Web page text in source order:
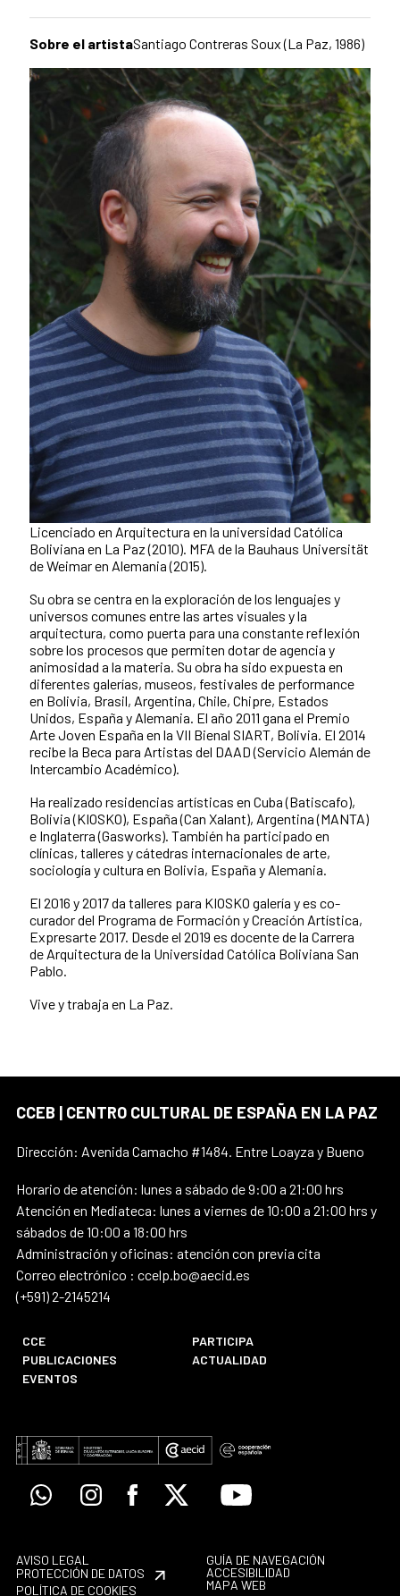
Sobre el artistaSantiago Contreras Soux (La Paz, 1986)
Licenciado en Arquitectura en la universidad Católica
Boliviana en La Paz (2010). MFA de la Bauhaus Universität
de Weimar en Alemania (2015).
Su obra se centra en la exploración de los lenguajes y
universos comunes entre las artes visuales y la
arquitectura, como puerta para una constante reflexión
sobre los procesos que permiten dotar de agencia y
animosidad a la materia. Su obra ha sido expuesta en
diferentes galerías, museos, festivales de performance
en Bolivia, Brasil, Argentina, Chile, Chipre, Estados
Unidos, España y Alemania. El año 2011 gana el Premio
Arte Joven España en la VII Bienal SIART, Bolivia. El 2014
recibe la Beca para Artistas del DAAD (Servicio Alemán de
Intercambio Académico).
Ha realizado residencias artísticas en Cuba (Batiscafo),
Bolivia (KIOSKO), España (Can Xalant), Argentina (MANTA)
e Inglaterra (Gasworks). También ha participado en
clínicas, talleres y cátedras internacionales de arte,
sociología y cultura en Bolivia, España y Alemania.
El 2016 y 2017 da talleres para KIOSKO galería y es co-
curador del Programa de Formación y Creación Artística,
Expresarte 2017. Desde el 2019 es docente de la Carrera
de Arquitectura de la Universidad Católica Boliviana San
Pablo.
Vive y trabaja en La Paz.
CCEB | CENTRO CULTURAL DE ESPAÑA EN LA PAZ
Dirección: Avenida Camacho #1484. Entre Loayza y Bueno
Horario de atención: lunes a sábado de 9:00 a 21:00 hrs
Atención en Mediateca: lunes a viernes de 10:00 a 21:00 hrs y
sábados de 10:00 a 18:00 hrs
Administración y oficinas: atención con previa cita
Correo electrónico : ccelp.bo@aecid.es
(+591) 2-2145214
CCE
PARTICIPA
PUBLICACIONES
ACTUALIDAD
EVENTOS
WhatsappInstagramFacebook
X Youtube
AVISO LEGAL
PROTECCIÓN DE DATOS
POLÍTICA DE COOKIES
GUÍA DE NAVEGACIÓN
ACCESIBILIDAD
MAPA WEB